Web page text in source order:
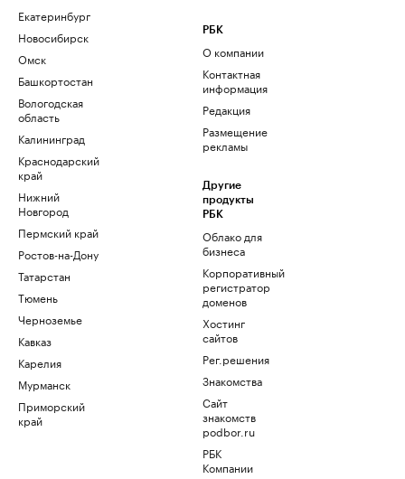
Екатеринбург
Новосибирск
Омск
Башкортостан
Вологодская
область
Калининград
Краснодарский
край
Нижний
Новгород
Пермский край
Ростов-на-Дону
Татарстан
Тюмень
Черноземье
Кавказ
Карелия
Мурманск
Приморский
край
РБК
О компании
Контактная
информация
Редакция
Размещение
рекламы
Другие
продукты
РБК
Облако для
бизнеса
Корпоративный
регистратор
доменов
Хостинг
сайтов
Рег.решения
Знакомства
Сайт
знакомств
podbor.ru
РБК
Компании